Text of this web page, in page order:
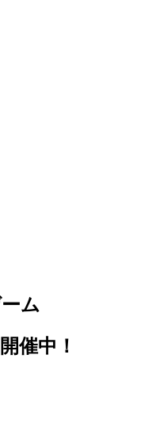
ム
催中！